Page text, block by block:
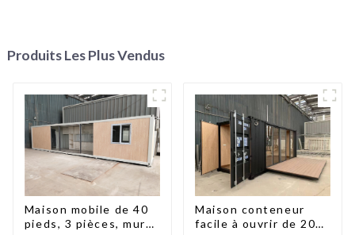
Produits Les Plus Vendus
Maison mobile de 40
pieds, 3 pièces, murs
Maison conteneur
facile à ouvrir de 20